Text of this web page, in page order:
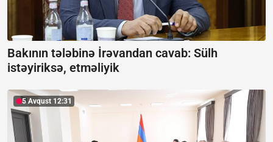
Bakının tələbinə İrəvandan cavab: Sülh
istəyiriksə, etməliyik
5 Avqust 12:31